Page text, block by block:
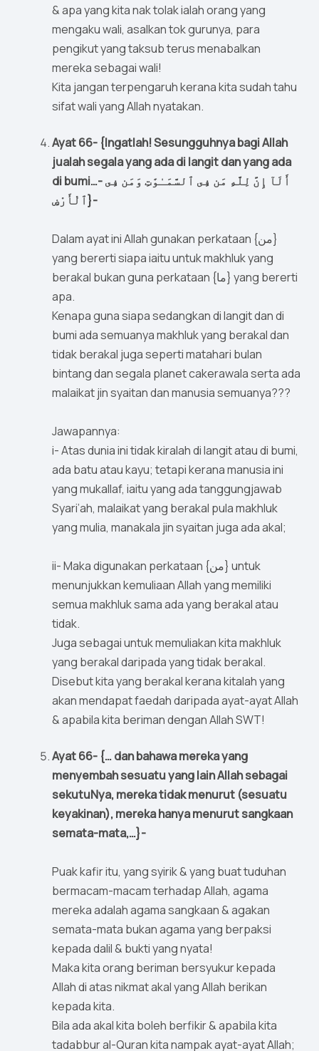
& apa yang kita nak tolak ialah orang yang
mengaku wali, asalkan tok gurunya, para
pengikut yang taksub terus menabalkan
mereka sebagai wali!
Kita jangan terpengaruh kerana kita sudah tahu
sifat wali yang Allah nyatakan.
Ayat 66- {Ingatlah! Sesungguhnya bagi Allah
jualah segala yang ada di langit dan yang ada
di bumi…- أَلَآ إِنَّ لِلَّهِ مَن فِى ٱلسَّمَـٰوَٰتِ وَمَن فِى
ٱلْأَرْضِ}-
Dalam ayat ini Allah gunakan perkataan {من}
yang bererti siapa iaitu untuk makhluk yang
berakal bukan guna perkataan {ما} yang bererti
apa.
Kenapa guna siapa sedangkan di langit dan di
bumi ada semuanya makhluk yang berakal dan
tidak berakal juga seperti matahari bulan
bintang dan segala planet cakerawala serta ada
malaikat jin syaitan dan manusia semuanya???
Jawapannya:
i- Atas dunia ini tidak kiralah di langit atau di bumi,
ada batu atau kayu; tetapi kerana manusia ini
yang mukallaf, iaitu yang ada tanggungjawab
Syari’ah, malaikat yang berakal pula makhluk
yang mulia, manakala jin syaitan juga ada akal;
ii- Maka digunakan perkataan {من} untuk
menunjukkan kemuliaan Allah yang memiliki
semua makhluk sama ada yang berakal atau
tidak.
Juga sebagai untuk memuliakan kita makhluk
yang berakal daripada yang tidak berakal.
Disebut kita yang berakal kerana kitalah yang
akan mendapat faedah daripada ayat-ayat Allah
& apabila kita beriman dengan Allah SWT!
Ayat 66- {… dan bahawa mereka yang
menyembah sesuatu yang lain Allah sebagai
sekutuNya, mereka tidak menurut (sesuatu
keyakinan), mereka hanya menurut sangkaan
semata-mata,…}-
Puak kafir itu, yang syirik & yang buat tuduhan
bermacam-macam terhadap Allah, agama
mereka adalah agama sangkaan & agakan
semata-mata bukan agama yang berpaksi
kepada dalil & bukti yang nyata!
Maka kita orang beriman bersyukur kepada
Allah di atas nikmat akal yang Allah berikan
kepada kita.
Bila ada akal kita boleh berfikir & apabila kita
tadabbur al-Quran kita nampak ayat-ayat Allah;